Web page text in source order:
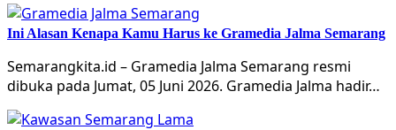
Ini Alasan Kenapa Kamu Harus ke Gramedia Jalma Semarang
Semarangkita.id – Gramedia Jalma Semarang resmi
dibuka pada Jumat, 05 Juni 2026. Gramedia Jalma hadir…